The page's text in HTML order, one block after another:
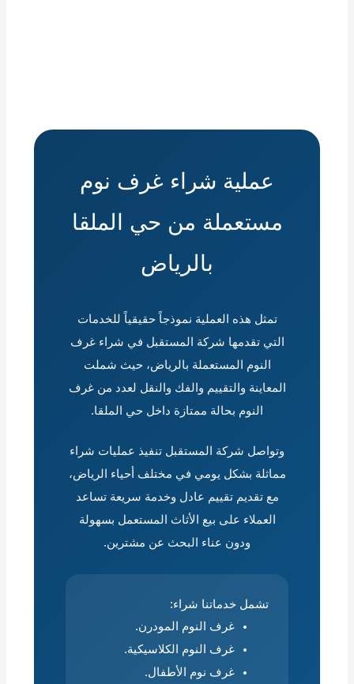
عملية شراء غرف نوم
مستعملة من حي الملقا
بالرياض
تمثل هذه العملية نموذجاً حقيقياً للخدمات
التي تقدمها شركة المستقبل في شراء غرف
النوم المستعملة بالرياض، حيث شملت
المعاينة والتقييم والفك والنقل لعدد من غرف
النوم بحالة ممتازة داخل حي الملقا.
وتواصل شركة المستقبل تنفيذ عمليات شراء
مماثلة بشكل يومي في مختلف أحياء الرياض،
مع تقديم تقييم عادل وخدمة سريعة تساعد
العملاء على بيع الأثاث المستعمل بسهولة
ودون عناء البحث عن مشترين.
تشمل خدماتنا شراء:
غرف النوم المودرن.
غرف النوم الكلاسيكية.
غرف نوم الأطفال.